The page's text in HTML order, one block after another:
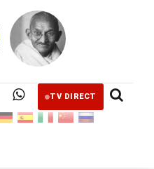
TV DIRECT